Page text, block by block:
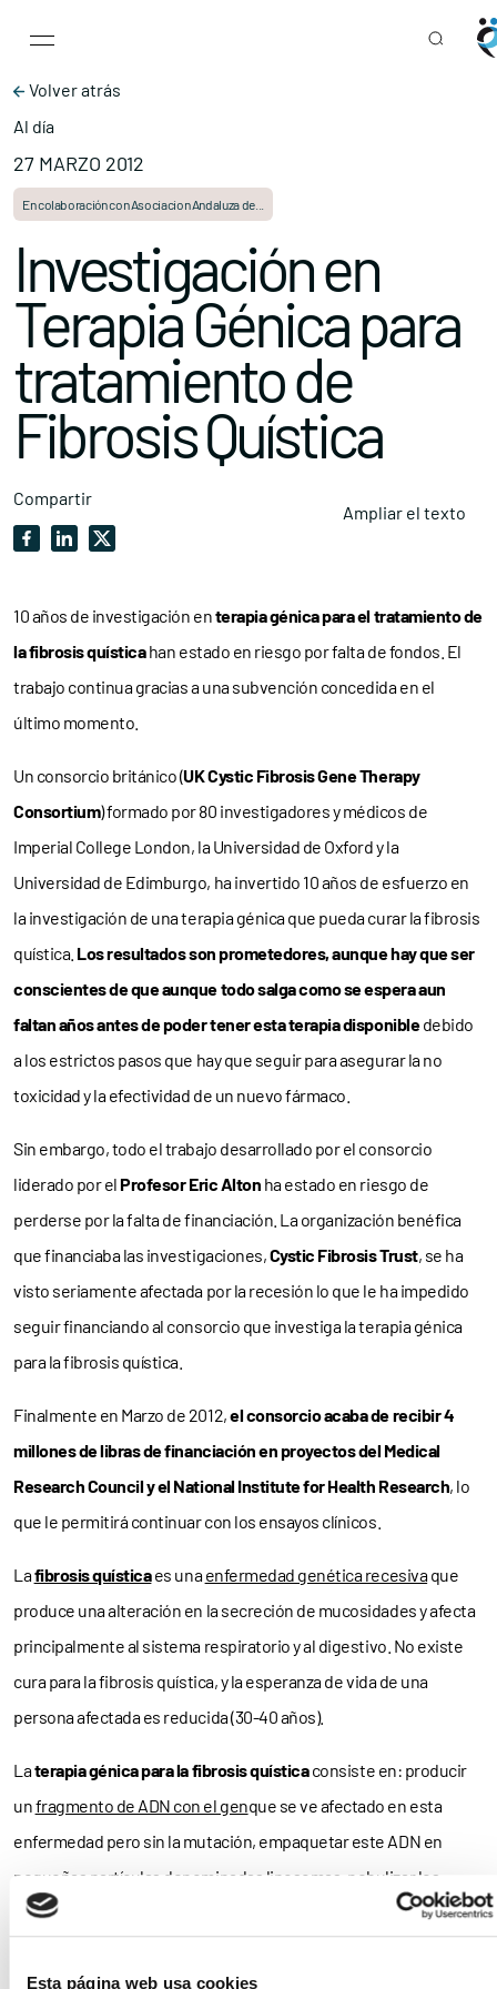
Esta página web usa cookies
Main Navigation
Volver atrás
Al día
27 MARZO 2012
En colaboración con Asociacion Andaluza de...
Investigación en
Terapia Génica para
tratamiento de
Fibrosis Quística
Compartir
Ampliar el texto
10 años de investigación enterapia génica para el tratamiento de
la fibrosis quísticahan estado en riesgo por falta de fondos. El
trabajo continua gracias a una subvención concedida en el
último momento.
Un consorcio británico (UK Cystic Fibrosis Gene Therapy
Consortium) formado por 80 investigadores y médicos de
Imperial College London, la Universidad de Oxford y la
Universidad de Edimburgo, ha invertido 10 años de esfuerzo en
la investigación de una terapia génica que pueda curar la fibrosis
quística. Los resultados son prometedores, aunque hay que ser
conscientes de que aunque todo salga como se espera aun
faltan años antes de poder tener esta terapia disponibledebido
a los estrictos pasos que hay que seguir para asegurar la no
toxicidad y la efectividad de un nuevo fármaco.
Sin embargo, todo el trabajo desarrollado por el consorcio
liderado por elProfesor Eric Alton ha estado en riesgo de
perderse por la falta de financiación. La organización benéfica
que financiaba las investigaciones,Cystic Fibrosis Trust, se ha
visto seriamente afectada por la recesión lo que le ha impedido
seguir financiando al consorcio que investiga la terapia génica
para la fibrosis quística.
Finalmente en Marzo de 2012,el consorcio acaba de recibir 4
millones de libras de financiación en proyectos del Medical
Research Council y el National Institute for Health Research, lo
que le permitirá continuar con los ensayos clínicos.
Lafibrosis quísticaes unaenfermedad genética recesivaque
produce una alteración en la secreción de mucosidades y afecta
principalmente al sistema respiratorio y al digestivo. No existe
cura para la fibrosis quística, y la esperanza de vida de una
persona afectada es reducida (30-40 años).
Laterapia génica para la fibrosis quísticaconsiste en: producir
unfragmento de ADN con el genque se ve afectado en esta
enfermedad pero sin la mutación, empaquetar este ADN en
pequeñas partículas denominadas liposomas, nebulizar los
liposomas que son respirados por el paciente, entonces los
epitelio pulmonar y el ADN entra en las células donde puede